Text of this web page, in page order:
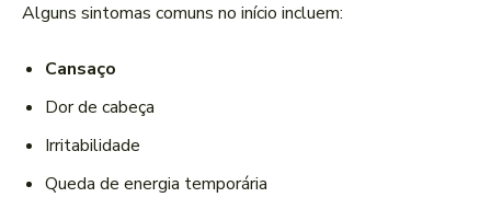
Alguns sintomas comuns no início incluem:
Cansaço
Dor de cabeça
Irritabilidade
Queda de energia temporária